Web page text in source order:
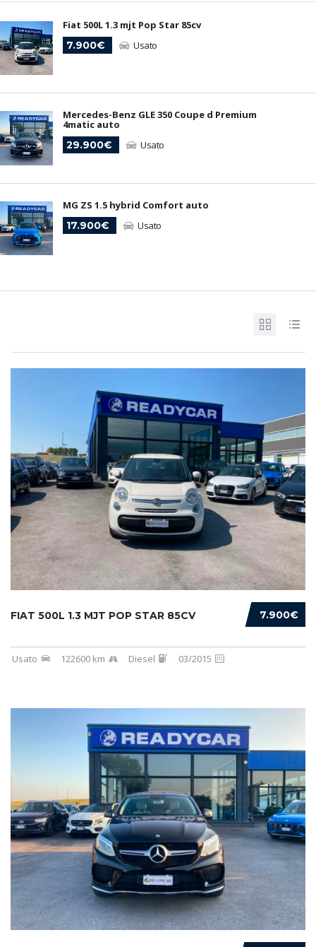
Fiat 500L 1.3 mjt Pop Star 85cv
7.900€
Usato
Mercedes-Benz GLE 350 Coupe d Premium
4matic auto
29.900€
Usato
MG ZS 1.5 hybrid Comfort auto
17.900€
Usato
7.900€
FIAT 500L 1.3 MJT POP STAR 85CV
Usato 122600 km Diesel 03/2015